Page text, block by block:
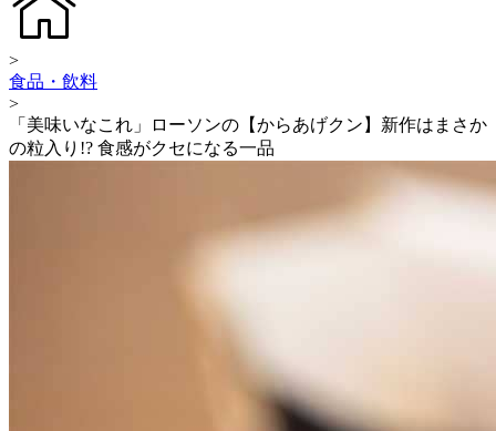
>
食品・飲料
>
「美味いなこれ」ローソンの【からあげクン】新作はまさか
の粒入り!? 食感がクセになる一品